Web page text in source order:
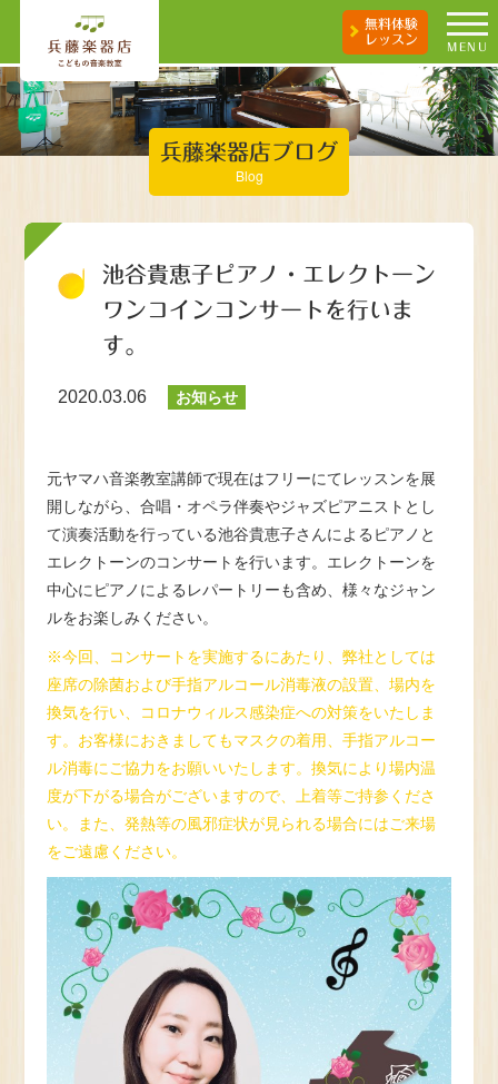
無料体験
レッスン
MENU
兵藤楽器店ブログ
Blog
池谷貴恵子ピアノ・エレクトーン
ワンコインコンサートを行いま
す。
2020.03.06 お知らせ
元ヤマハ音楽教室講師で現在はフリーにてレッスンを展
開しながら、合唱・オペラ伴奏やジャズピアニストとし
て演奏活動を行っている池谷貴恵子さんによるピアノと
エレクトーンのコンサートを行います。エレクトーンを
中心にピアノによるレパートリーも含め、様々なジャン
ルをお楽しみください。
※今回、コンサートを実施するにあたり、弊社としては
座席の除菌および手指アルコール消毒液の設置、場内を
換気を行い、コロナウィルス感染症への対策をいたしま
す。お客様におきましてもマスクの着用、手指アルコー
ル消毒にご協力をお願いいたします。換気により場内温
度が下がる場合がございますので、上着等ご持参くださ
い。また、発熱等の風邪症状が見られる場合にはご来場
をご遠慮ください。